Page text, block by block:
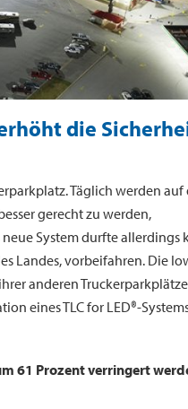
die
Täglich werden auf
gerecht zu werden,
System durfte allerdings
Landes, vorbeifahren. Die
anderen
eines TLC for LED®-
61 Prozent verringert